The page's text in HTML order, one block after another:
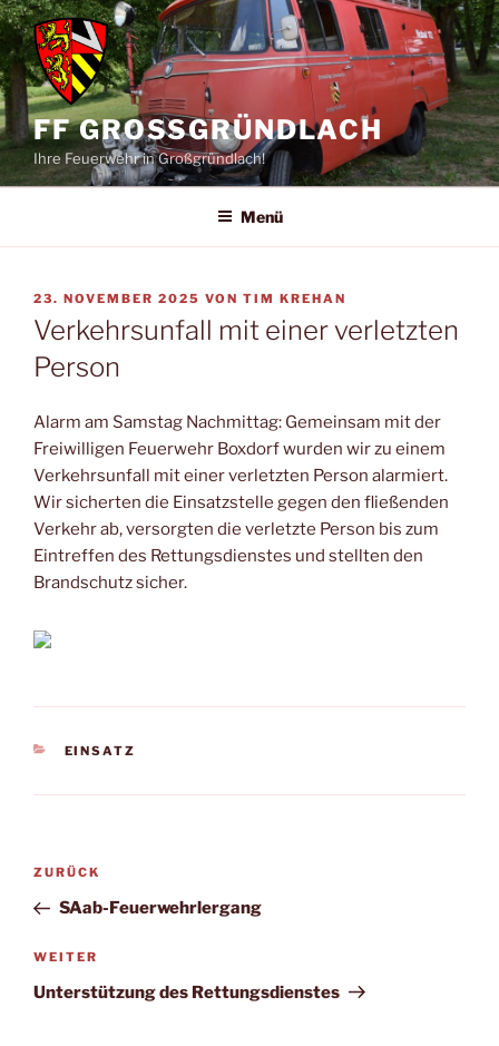
Zum
Inhalt
springen
FF GROSSGRÜNDLACH
Ihre Feuerwehr in Großgründlach!
Menü
VERÖFFENTLICHT
AM
23. NOVEMBER 2025 VON TIM KREHAN
Verkehrsunfall mit einer verletzten
Person
Alarm am Samstag Nachmittag: Gemeinsam mit der
Freiwilligen Feuerwehr Boxdorf wurden wir zu einem
Verkehrsunfall mit einer verletzten Person alarmiert.
Wir sicherten die Einsatzstelle gegen den fließenden
Verkehr ab, versorgten die verletzte Person bis zum
Eintreffen des Rettungsdienstes und stellten den
Brandschutz sicher.
KATEGORIEN
EINSATZ
Beitragsnavigation
Vorheriger
Beitrag
ZURÜCK
SAab-Feuerwehrlergang
Nächster
Beitrag
WEITER
Unterstützung des Rettungsdienstes